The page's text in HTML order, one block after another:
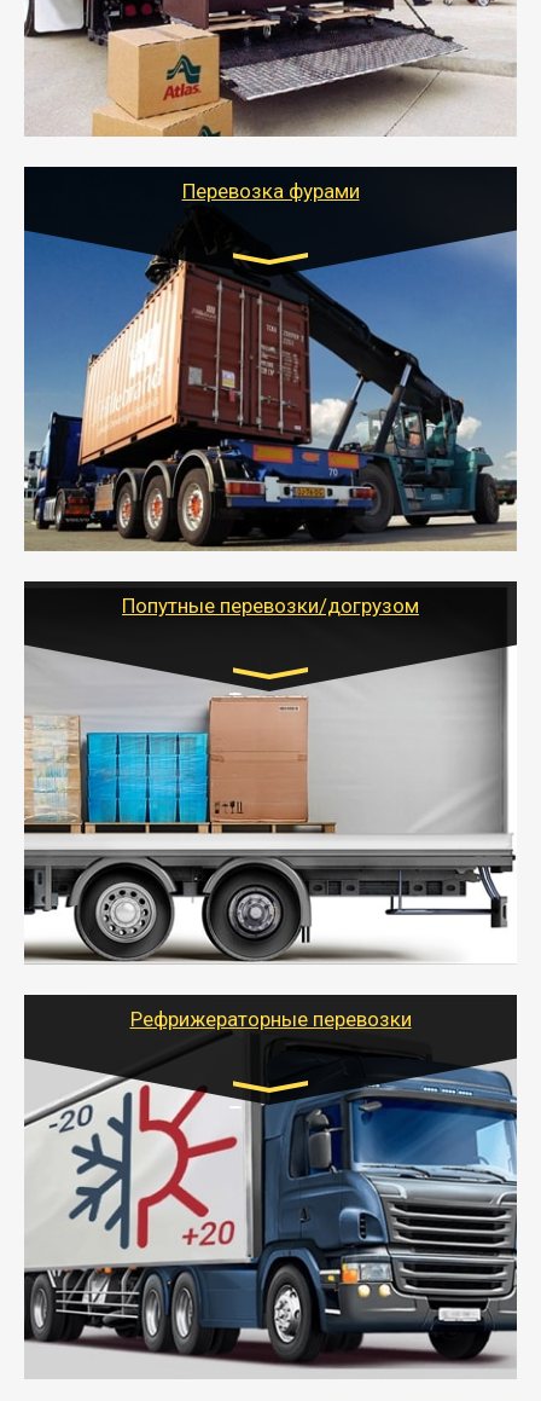
отдельном авто или догрузом (по меньшей
стоимости).
- Тайгер Логистик подберет автотранспорт, быстро и
качественно организует переезд к новому месту
службы или работы с гарантией сохранности груза и
оформлением документов, подтверждающих
Перевозка фурами
Транспорт:
Еврофура Тент от 5 до 10 тонн
грузоподъемность
от 10 000 руб. Возможен догруз
- Доставка фурой до 20 т возможна для больших
объемов грузов, упакованных в коробки, мешки,
паллеты и россыпью в самые отдаленные места
России с гарантией полной сохранности.
- Тайгер Логистик предоставляет услуги по
грузоперевозкам для физических и юридических лиц
Попутные перевозки/догрузом
Транспорт:
Газель (1,5 и 3 тонны), Бычок, Еврофура от 5 до
10 тонн
от 5000 руб. Возможен догруз
- Экономный способ доставить вещи от 200 кг в
другой город - догрузом или попутно. Попутные
грузоперевозки для физлиц, ИП и юрлиц обходятся
дешевле.
- Тайгер Логистик организует доставку
крупногабаритных и личных вещей по нужному
для погрузочно-разгрузочных работ при перевозке.
Рефрижераторные перевозки
Транспорт:
Газель (1,5 и 3 тонны), Бычок, Еврофура от 5 до
10 тонн
от 6000 руб.
- Рефрижераторные перевозки грузов с
соблюдением температурного режима, работающим
термописцем, санитарной обработкой кузова и мед.
книжкой у водителя.
- Тайгер Логистик поможет быстро перевезти
скоропортящиеся продукты в любой город России с